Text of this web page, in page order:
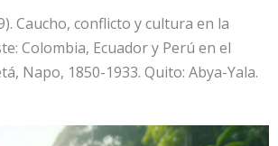
Caucho, conflicto y cultura en la
Colombia, Ecuador y Perú en el
Napo, 1850-1933. Quito: Abya-Yala.